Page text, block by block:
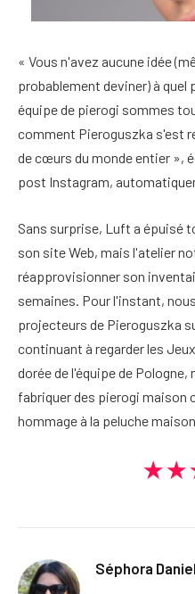
« Vous n'avez aucune idée
probablement deviner) à
équipe de pierogi sommes
comment Pieroguszka s'est
de cœurs du monde entier »,
post Instagram,
Sans surprise, Luft a épuisé
son site Web, mais l'atelier
réapprovisionner son
semaines. Pour l'instant,
projecteurs de Pieroguszka
continuant à regarder les
dorée de l'équipe de
fabriquer des pierogi maison
hommage à la peluche maison.
Séphora